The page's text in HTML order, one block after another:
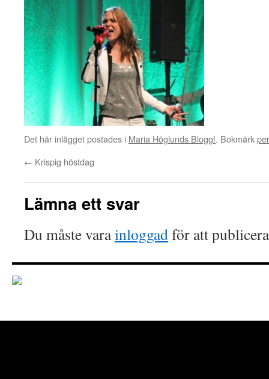
Det här inlägget postades i Maria Höglunds Blogg!. Bokmärk
← Krispig höstdag
Lämna ett svar
Du måste varainloggadför att